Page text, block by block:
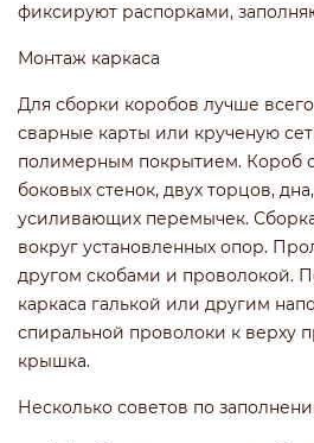
фиксируют распорками,
Монтаж каркаса
Для сборки коробов лучше
сварные карты или крученую
полимерным покрытием. Короб
боковых стенок, двух торцов,
усиливающих перемычек.
вокруг установленных опор.
другом скобами и проволокой.
каркаса галькой или другим
спиральной проволоки к верху
крышка.
Несколько советов по